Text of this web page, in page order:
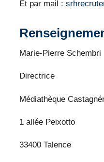
Et par mail :
Marie-Pierre Schembri
Directrice
Médiathèque
1 allée Peixotto
33400 Talence